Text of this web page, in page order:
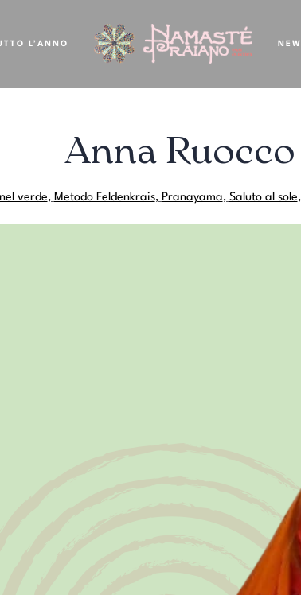
L’ANNO
Anna Ruocco
verde, Metodo Feldenkrais, Pranayama, Saluto al sole,